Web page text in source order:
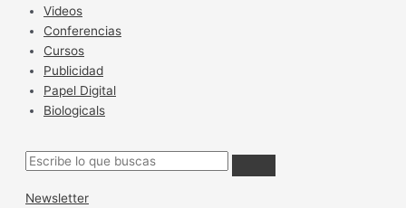
Videos
Conferencias
Cursos
Publicidad
Papel Digital
Biologicals
Newsletter